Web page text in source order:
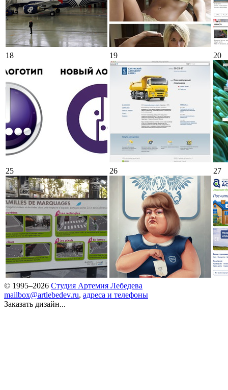
18 19 20
25 26 27
© 1995–2026 Студия Артемия Лебедева
mailbox@artlebedev.ru, адреса и телефоны
Заказать дизайн...